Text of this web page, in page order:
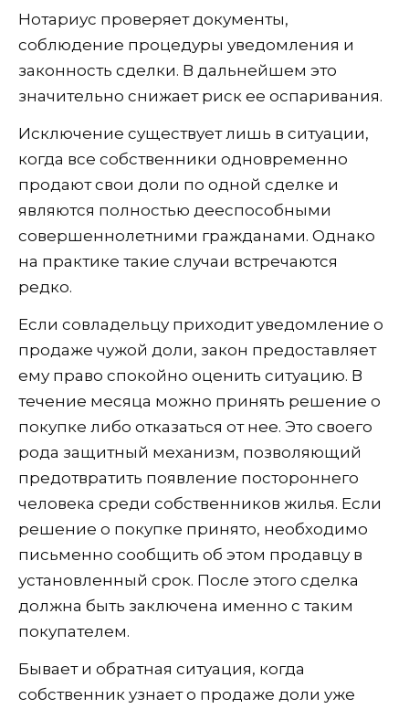
Нотариус проверяет документы,
соблюдение процедуры уведомления и
законность сделки. В дальнейшем это
значительно снижает риск ее оспаривания.
Исключение существует лишь в ситуации,
когда все собственники одновременно
продают свои доли по одной сделке и
являются полностью дееспособными
совершеннолетними гражданами. Однако
на практике такие случаи встречаются
редко.
Если совладельцу приходит уведомление о
продаже чужой доли, закон предоставляет
ему право спокойно оценить ситуацию. В
течение месяца можно принять решение о
покупке либо отказаться от нее. Это своего
рода защитный механизм, позволяющий
предотвратить появление постороннего
человека среди собственников жилья. Если
решение о покупке принято, необходимо
письменно сообщить об этом продавцу в
установленный срок. После этого сделка
должна быть заключена именно с таким
покупателем.
Бывает и обратная ситуация, когда
собственник узнает о продаже доли уже